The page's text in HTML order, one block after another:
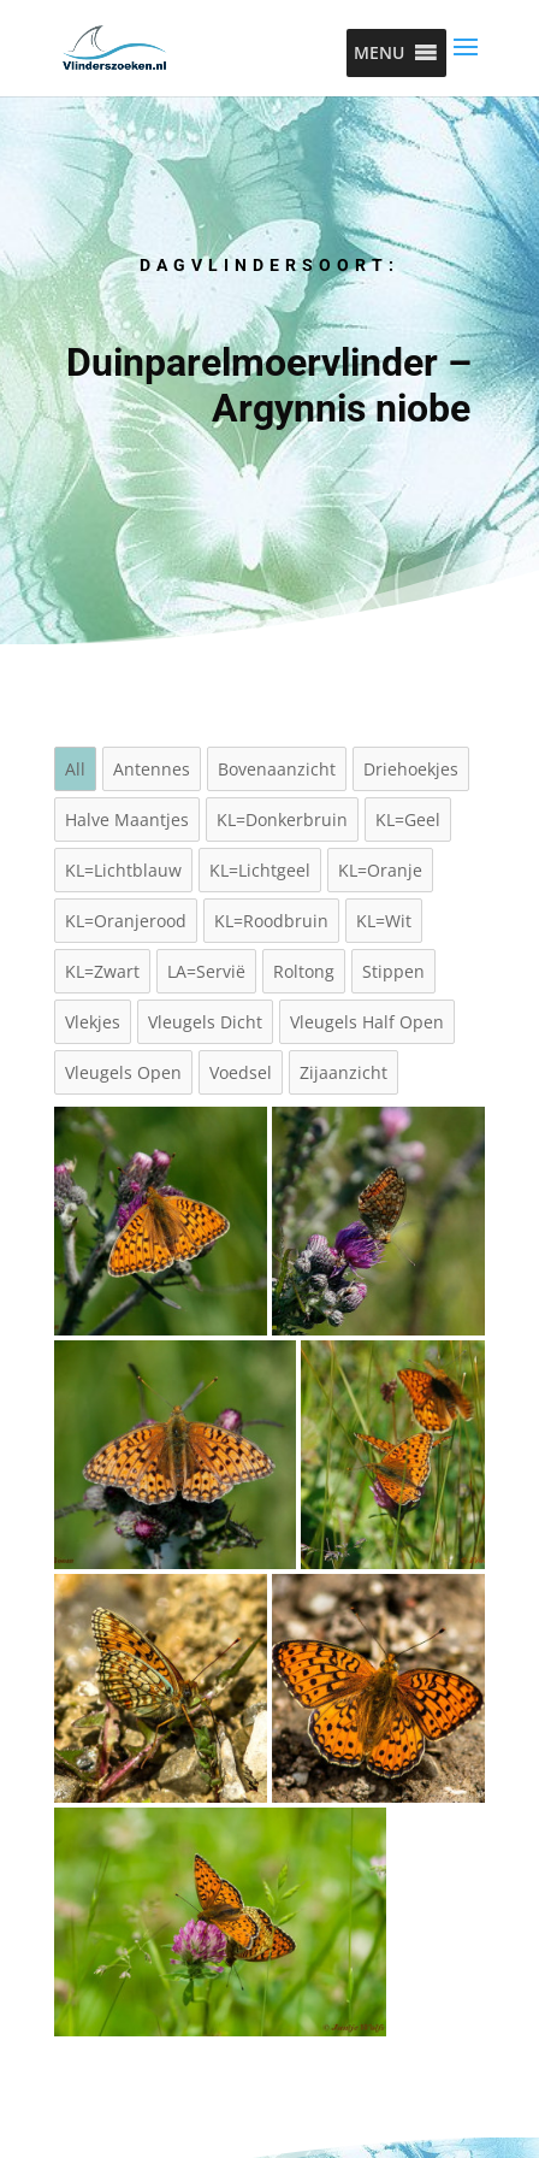
MENU
DAGVLINDERSOORT:
Duinparelmoervlinder –
Argynnis niobe
All Antennes Bovenaanzicht Driehoekjes
Halve Maantjes KL=Donkerbruin KL=Geel
KL=Lichtblauw KL=Lichtgeel KL=Oranje
KL=Oranjerood KL=Roodbruin KL=Wit
KL=Zwart LA=Servië Roltong Stippen
Vlekjes Vleugels Dicht Vleugels Half Open
Vleugels Open Voedsel Zijaanzicht